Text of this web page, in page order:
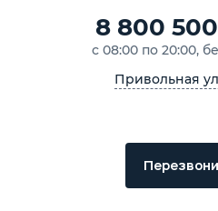
8 800
с 08:00 по 20:00,
Привольная